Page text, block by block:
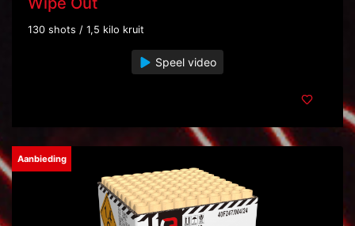
130 shots / 1,5 kilo kruit
Speel video
Aanbieding